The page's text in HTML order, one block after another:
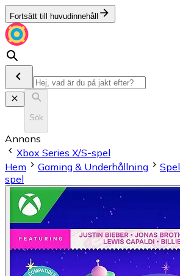
Fortsätt till huvudinnehåll
Sök
Annons
Xbox Series X/S-spel
Hem
Gaming & Underhållning Spel
spel